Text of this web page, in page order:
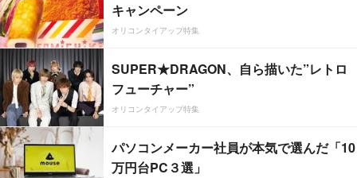
キャンペーン
オリコンタイアップ特集
SUPER★DRAGON、自ら描いた”レトロ
フューチャー”
オリコンタイアップ特集
パソコンメーカー社員が本気で選んだ「10
万円台PC３選」